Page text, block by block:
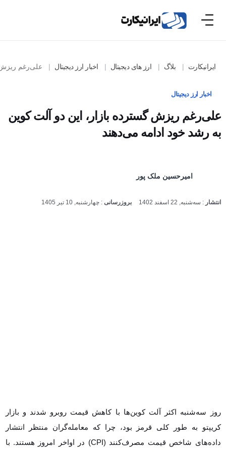
ایرانیکارت بلاگ ارز های دیجیتال اخبار ارز دیجیتال علی‌رغم ریزش
اخبار ارز دیجیتال
علی‌رغم ریزش گسترده بازار، این دو آلت کوین به
رشد خود ادامه می‌دهند
امیرحسین ملک پور
انتشار: سه‌شنبه, 22 اسفند 1402 بروزرسانی:چهارشنبه, 10 تیر 1405
روز سه‌شنبه اکثر آلت کوین‌ها با کاهش قیمت روبرو شدند و بازار کریپتو به
طور کلی قرمز بود، چرا که معامله‌گران منتظر انتشار داده‌های شاخص
قیمت مصرف‌کنند (CPI) در اواخر امروز هستند. با این حال، دو آلت کوین